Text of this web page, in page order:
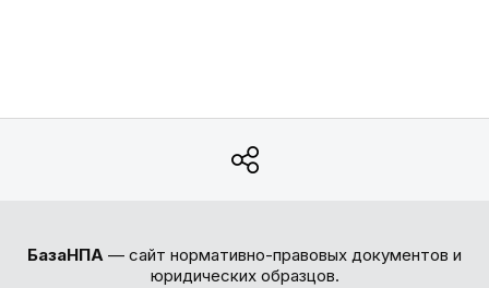
БазаНПА — сайт нормативно-правовых документов и
юридических образцов.